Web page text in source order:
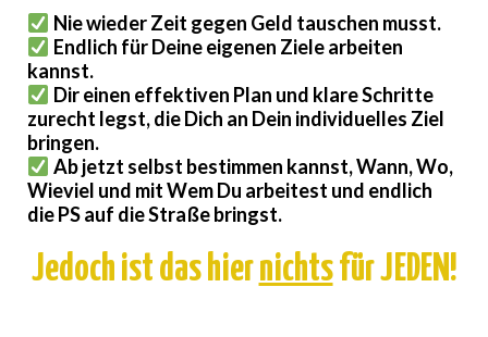
Nie wieder Zeit gegen Geld tauschen musst.
Endlich für Deine eigenen Ziele arbeiten
kannst.
Dir einen effektiven Plan und klare Schritte
zurecht legst, die Dich an Dein individuelles Ziel
bringen.
Ab jetzt selbst bestimmen kannst, Wann, Wo,
Wieviel und mit Wem Du arbeitest und endlich
die PS auf die Straße bringst.
Jedoch ist das hiernichtsfür JEDEN!